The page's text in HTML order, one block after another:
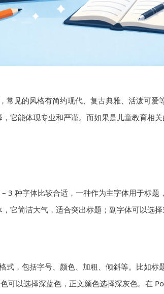
常见的风格有简约现代、复古典雅、活泼可爱
它能体现专业和严谨。而如果是儿童教育相
3 种字体比较合适，一种作为主字体用于标题
它简洁大气，适合突出标题；副字体可以选
式，包括字号、颜色、加粗、倾斜等。比如标
可以选择深蓝色，正文颜色选择深灰色。在